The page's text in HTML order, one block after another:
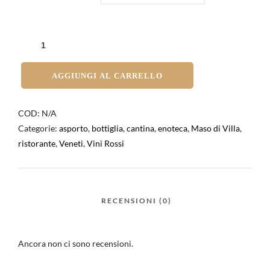
AGGIUNGI AL CARRELLO
COD: N/A
Categorie: asporto, bottiglia,cantina,enoteca, Maso di Villa,
ristorante,Veneti,Vini Rossi
Ancora non ci sono recensioni.